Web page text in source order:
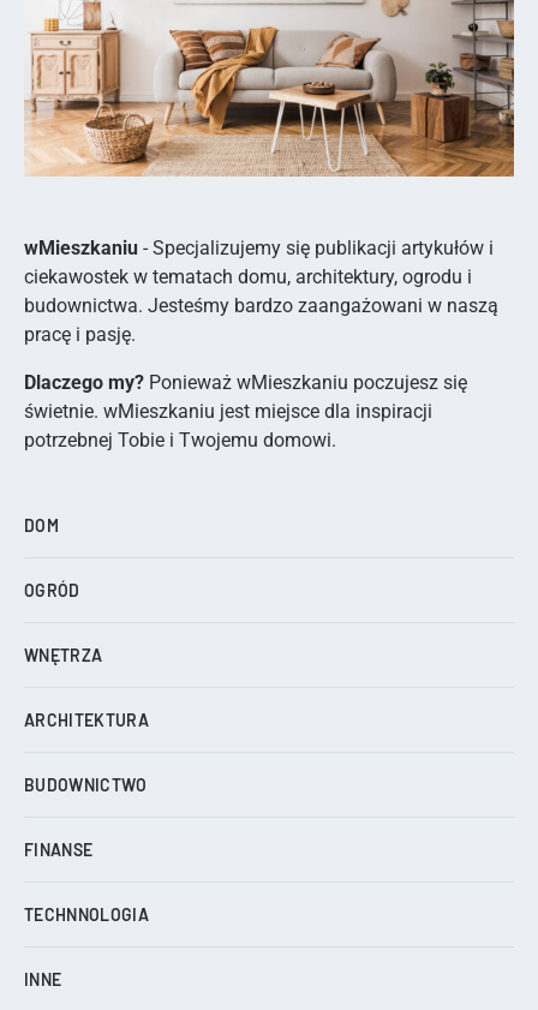
wMieszkaniu - Specjalizujemy się publikacji artykułów i
ciekawostek w tematach domu, architektury, ogrodu i
budownictwa. Jesteśmy bardzo zaangażowani w naszą
pracę i pasję.
Dlaczego my? Ponieważ wMieszkaniu poczujesz się
świetnie. wMieszkaniu jest miejsce dla inspiracji
potrzebnej Tobie i Twojemu domowi.
DOM
OGRÓD
WNĘTRZA
ARCHITEKTURA
BUDOWNICTWO
FINANSE
TECHNNOLOGIA
INNE